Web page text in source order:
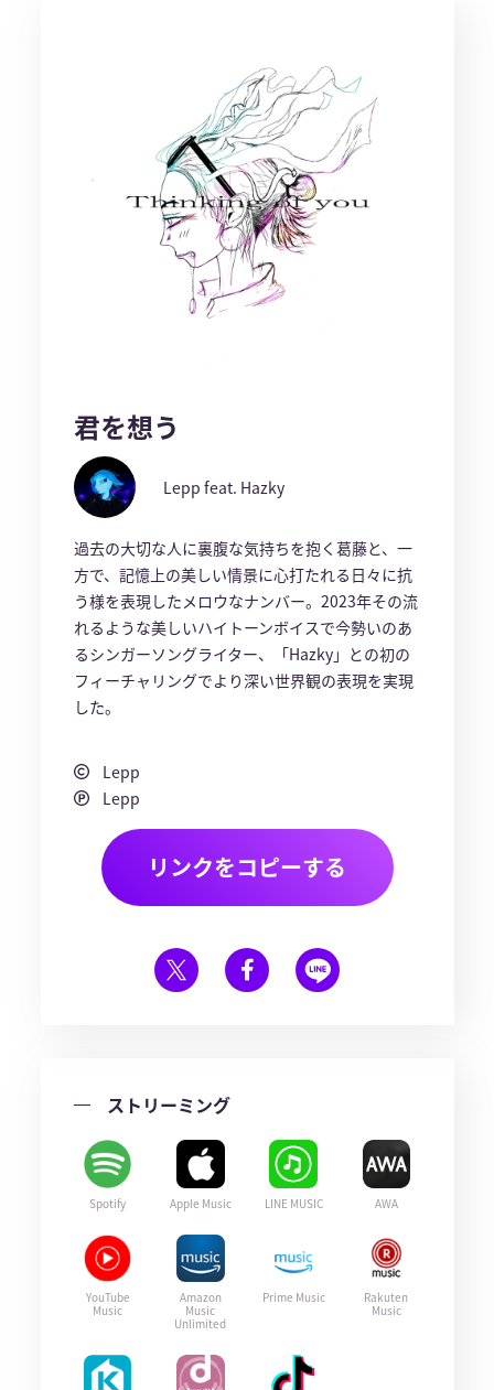
君を想う
Lepp feat. Hazky
過去の大切な人に裏腹な気持ちを抱く葛藤と、一
方で、記憶上の美しい情景に心打たれる日々に抗
う様を表現したメロウなナンバー。2023年その流
れるような美しいハイトーンボイスで今勢いのあ
るシンガーソングライター、「Hazky」との初の
フィーチャリングでより深い世界観の表現を実現
した。
Lepp
Lepp
リンクをコピーする
ストリーミング
Spotify Apple Music LINE MUSIC AWA
YouTube
Music
Amazon
Music
Unlimited
Prime Music
Rakuten
Music